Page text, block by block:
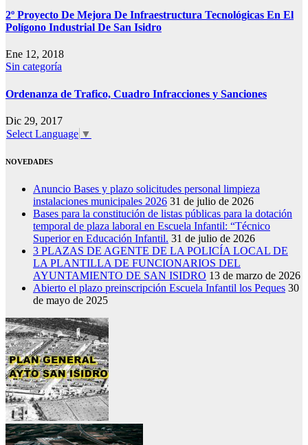
2º Proyecto De Mejora De Infraestructura Tecnológicas En El
Polígono Industrial De San Isidro
Ene 12, 2018
Sin categoría
Ordenanza de Trafico, Cuadro Infracciones y Sanciones
Dic 29, 2017
Select Language ▼
NOVEDADES
Anuncio Bases y plazo solicitudes personal limpieza
instalaciones municipales 2026 31 de julio de 2026
Bases para la constitución de listas públicas para la dotación
temporal de plaza laboral en Escuela Infantil: “Técnico
Superior en Educación Infantil. 31 de julio de 2026
3 PLAZAS DE AGENTE DE LA POLICÍA LOCAL DE
LA PLANTILLA DE FUNCIONARIOS DEL
AYUNTAMIENTO DE SAN ISIDRO 13 de marzo de 2026
Abierto el plazo preinscripción Escuela Infantil los Peques 30
de mayo de 2025